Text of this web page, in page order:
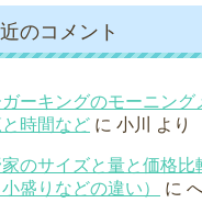
のコメント
ーキングのモーニング
時間など に 小川 より
のサイズと量と価格比
盛りなどの違い）
に